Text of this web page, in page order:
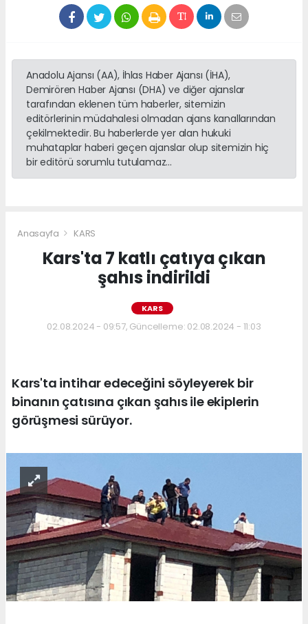
Anadolu Ajansı (AA), İhlas Haber Ajansı (İHA),
Demirören Haber Ajansı (DHA) ve diğer ajanslar
tarafından eklenen tüm haberler, sitemizin
editörlerinin müdahalesi olmadan ajans kanallarından
çekilmektedir. Bu haberlerde yer alan hukuki
muhataplar haberi geçen ajanslar olup sitemizin hiç
bir editörü sorumlu tutulamaz...
Anasayfa KARS
Kars'ta 7 katlı çatıya çıkan
şahıs indirildi
KARS
02.08.2024 - 09:57, Güncelleme: 02.08.2024 - 11:03
Kars'ta intihar edeceğini söyleyerek bir
binanın çatısına çıkan şahıs ile ekiplerin
görüşmesi sürüyor.